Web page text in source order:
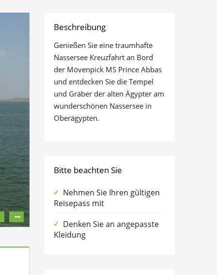
Beschreibung
Genießen Sie eine traumhafte
Nassersee Kreuzfahrt an Bord
der Mövenpick MS Prince Abbas
und entdecken Sie die Tempel
und Gräber der alten Ägypter am
wunderschönen Nassersee in
Oberägypten.
Bitte beachten Sie
Nehmen Sie Ihren gültigen
Reisepass mit
Denken Sie an angepasste
Kleidung